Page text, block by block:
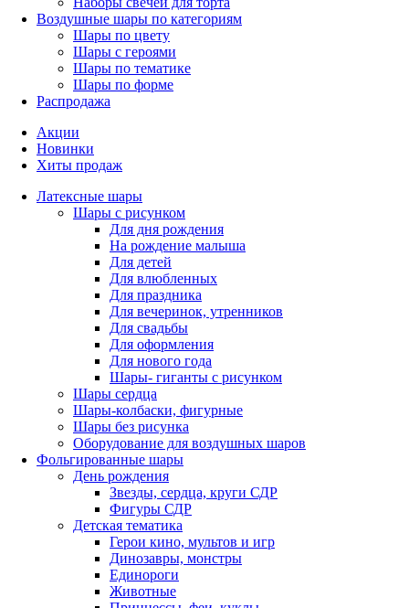
Воздушные шары по категориям
Шары по цвету
Шары с героями
Шары по тематике
Шары по форме
Распродажа
Акции
Новинки
Хиты продаж
Латексные шары
Шары с рисунком
Для дня рождения
На рождение малыша
Для детей
Для влюбленных
Для праздника
Для вечеринок, утренников
Для свадьбы
Для оформления
Для нового года
Шары- гиганты с рисунком
Шары сердца
Шары-колбаски, фигурные
Шары без рисунка
Оборудование для воздушных шаров
Фольгированные шары
День рождения
Звезды, сердца, круги СДР
Фигуры СДР
Детская тематика
Герои кино, мультов и игр
Динозавры, монстры
Единороги
Животные